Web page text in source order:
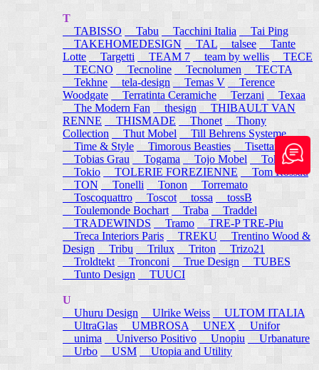
T
TABISSO
Tabu Tacchini Italia
Tai Ping
TAKEHOMEDESIGN
TAL talsee
Tante
Lotte
Targetti TEAM 7 team by wellis
TECE
TECNO
Tecnoline Tecnolumen
TECTA
Tekhne
tela-design Temas V
Terence
Woodgate
Terratinta Ceramiche Terzani
Texaa
The Modern Fan
thesign
THIBAULT VAN
RENNE
THISMADE Thonet
Thony
Collection
Thut Mobel
Till Behrens Systeme
Time & Style
Timorous Beasties
Tisettanta
Tobias Grau
Togama Tojo Mobel
Token
Tokio
TOLERIE FOREZIENNE
Tom Rossau
TON
Tonelli Tonon
Torremato
Toscoquattro
Toscot tossa
tossB
Toulemonde Bochart
Traba
Traddel
TRADEWINDS
Tramo
TRE-P TRE-Piu
Treca Interiors Paris
TREKU
Trentino Wood &
Design
Tribu Trilux Triton
Trizo21
Troldtekt Tronconi True Design
TUBES
Tunto Design
TUUCI
U
Uhuru Design
Ulrike Weiss
ULTOM ITALIA
UltraGlas
UMBROSA UNEX
Unifor
unima
Universo Positivo Unopiu
Urbanature
Urbo
USM Utopia and Utility